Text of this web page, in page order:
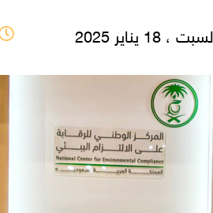
، 18 يناير 2025